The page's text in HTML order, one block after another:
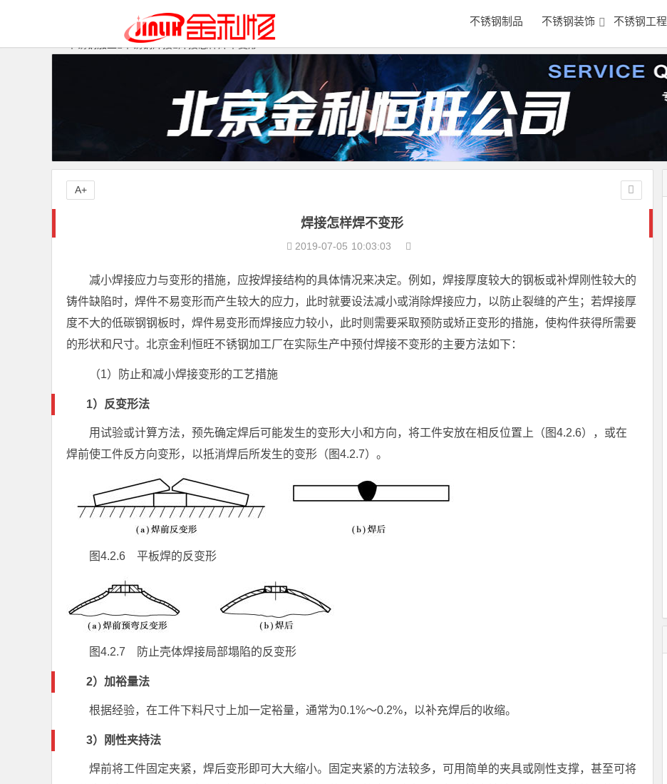
不锈钢制品 不锈钢装饰 不锈钢工程
不锈钢焊接
焊接怎样焊不变形
2019-07-05 10:03:03
减小焊接应力与变形的措施，应按焊接结构的具体情况来决定。例如，焊接厚度较大的钢板或补焊刚性较大的
铸件缺陷时，焊件不易变形而产生较大的应力，此时就要设法减小或消除焊接应力，以防止裂缝的产生；若焊接厚
度不大的低碳钢钢板时，焊件易变形而焊接应力较小，此时则需要采取预防或矫正变形的措施，使构件获得所需要
的形状和尺寸。北京金利恒旺不锈钢加工厂在实际生产中预付焊接不变形的主要方法如下：
（1）防止和减小焊接变形的工艺措施
1）反变形法
用试验或计算方法，预先确定焊后可能发生的变形大小和方向，将工件安放在相反位置上（图4.2.6），或在
焊前使工件反方向变形，以抵消焊后所发生的变形（图4.2.7）。
图4.2.6 平板焊的反变形
图4.2.7 防止壳体焊接局部塌陷的反变形
2）加裕量法
根据经验，在工件下料尺寸上加一定裕量，通常为0.1%～0.2%，以补充焊后的收缩。
3）刚性夹持法
焊前将工件固定夹紧，焊后变形即可大大缩小。固定夹紧的方法较多，可用简单的夹具或刚性支撑，甚至可将
A+